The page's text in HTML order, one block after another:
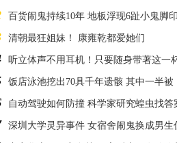
百货闹鬼持续10年 地板浮现6趾小鬼脚印
清朝最狂姐妹！ 康雍乾都爱她们
听立体声不用耳机！只要随身带著这一
饭店泳池挖出70具千年遗骸 其中一半被
自动驾驶如何防撞 科学家研究蝗虫找答
深圳大学灵异事件 女宿舍闹鬼换成男生